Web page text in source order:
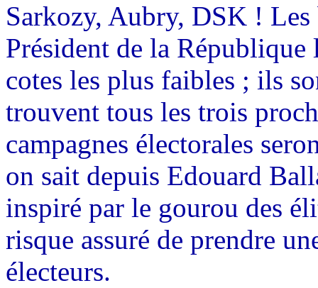
Sarkozy, Aubry, DSK !
Président de la République
cotes les plus faibles ; ils
trouvent tous les trois
campagnes électorales
on sait depuis Edouard
inspiré par le gourou des
risque assuré de prendre
électeurs.